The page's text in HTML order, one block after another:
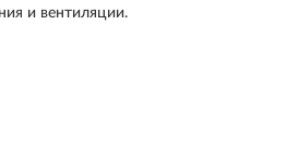
и вентиляции.